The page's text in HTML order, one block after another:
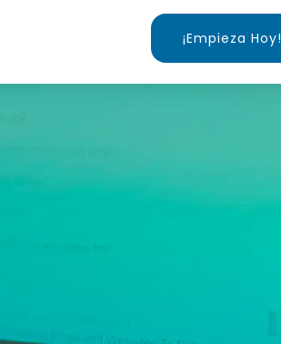
¡Empieza Hoy!